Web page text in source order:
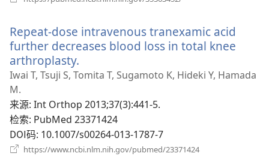
窗
口）
Repeat-dose intravenous tranexamic acid
further decreases blood loss in total knee
arthroplasty.
开
窗
口）
Iwai T, Tsuji S, Tomita T, Sugamoto K, Hideki Y, Hamada
M.
来源‎: Int Orthop 2013;37(3):441-5.
检索‎: PubMed 23371424
DOI码‎: 10.1007/s00264-013-1787-7
https://www.ncbi.nlm.nih.gov/pubmed/23371424